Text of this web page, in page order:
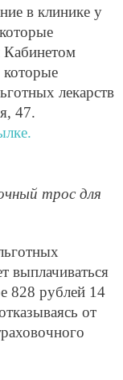
в клинике у
Кабинетом
лекарств
47.
трос для
выплачиваться
828 рублей 14
от